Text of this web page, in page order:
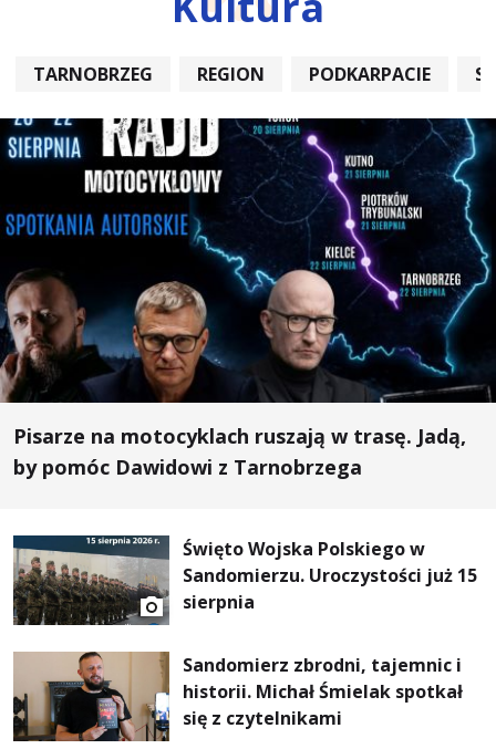
TARNOBRZEG REGION PODKARPACIE
Pisarze na motocyklach ruszają w trasę. Jadą,
by pomóc Dawidowi z Tarnobrzega
Święto Wojska Polskiego w
Sandomierzu. Uroczystości już 15
sierpnia
Sandomierz zbrodni, tajemnic i
historii. Michał Śmielak spotkał
się z czytelnikami